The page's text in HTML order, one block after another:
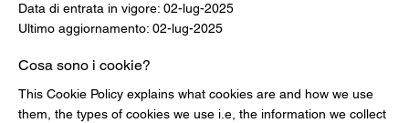
Data di entrata in vigore: 02-lug-2025
Ultimo aggiornamento: 02-lug-2025
Cosa sono i cookie?
This Cookie Policy explains what cookies are and how we use
them, the types of cookies we use i.e, the information we collect